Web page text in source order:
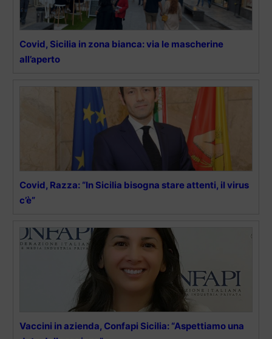
Covid, Sicilia in zona bianca: via le mascherine
all’aperto
Covid, Razza: “In Sicilia bisogna stare attenti, il virus
c’è”
Vaccini in azienda, Confapi Sicilia: “Aspettiamo una